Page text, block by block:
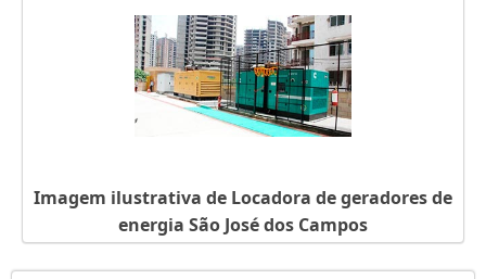
Imagem ilustrativa de Locadora de geradores de
energia São José dos Campos